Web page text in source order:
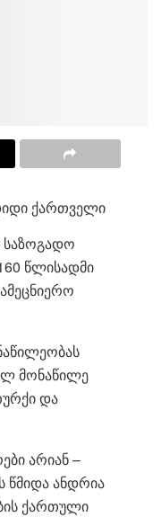
ქართველი
საზოგადო
წლისადმი
მონაწილე
და
არიან –
წმიდა ანდრია
ქართული